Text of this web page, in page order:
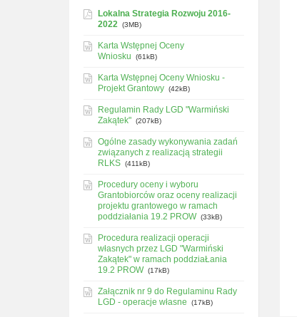
Lokalna Strategia Rozwoju 2016-
2022 (3MB)
Karta Wstępnej Oceny
Wniosku
(61kB)
Karta Wstępnej Oceny Wniosku -
Projekt Grantowy (42kB)
Regulamin Rady LGD "Warmiński
Zakątek" (207kB)
Ogólne zasady wykonywania zadań
związanych z realizacją strategii
RLKS (411kB)
Procedury oceny i wyboru
Grantobiorców oraz oceny realizacji
projektu grantowego w ramach
poddziałania 19.2 PROW (33kB)
Procedura realizacji operacji
własnych przez LGD "Warmiński
Zakątek" w ramach poddziaŁania
19.2 PROW (17kB)
Załącznik nr 9 do Regulaminu Rady
LGD - operacje własne
(17kB)